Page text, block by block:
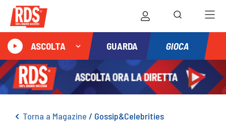
ASCOLTA GUARDA GIOCA
Torna a Magazine / Gossip&Celebrities